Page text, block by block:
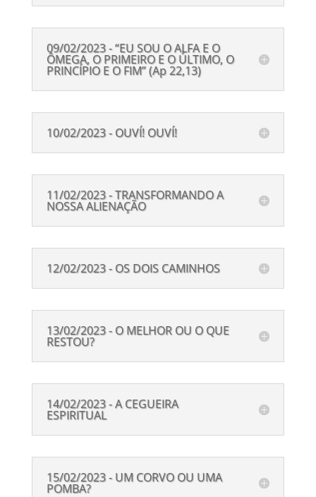
09/02/2023 - “EU SOU O ALFA E O
ÔMEGA, O PRIMEIRO E O ÚLTIMO, O
PRINCÍPIO E O FIM” (Ap 22,13)
10/02/2023 - OUVÍ! OUVÍ!
11/02/2023 - TRANSFORMANDO A
NOSSA ALIENAÇÃO
12/02/2023 - OS DOIS CAMINHOS
13/02/2023 - O MELHOR OU O QUE
RESTOU?
14/02/2023 - A CEGUEIRA
ESPIRITUAL
15/02/2023 - UM CORVO OU UMA
POMBA?